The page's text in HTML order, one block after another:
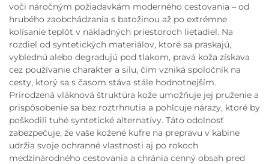
voči náročným požiadavkám moderného cestovania – od
hrubého zaobchádzania s batožinou až po extrémne
kolísanie teplôt v nákladných priestoroch lietadiel. Na
rozdiel od syntetických materiálov, ktoré sa praskajú,
vyblednú alebo degradujú pod tlakom, pravá koža získava
cez používanie charakter a silu, čím vzniká spoločník na
cesty, ktorý sa s časom stáva stále hodnotnejším.
Prirodzená vláknová štruktúra kože umožňuje jej pruženie a
prispôsobenie sa bez roztrhnutia a pohlcuje nárazy, ktoré by
poškodili tuhé syntetické alternatívy. Táto odolnosť
zabezpečuje, že vaše kožené kufre na prepravu v kabíne
udržia svoje ochranné vlastnosti aj po rokoch
medzinárodného cestovania a chránia cenný obsah pred